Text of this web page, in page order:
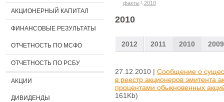
АКЦИОНЕРНЫЙ КАПИТАЛ
ФИНАНСОВЫЕ РЕЗУЛЬТАТЫ
ОТЧЕТНОСТЬ ПО МСФО
ОТЧЕТНОСТЬ ПО РСБУ
АКЦИИ
ДИВИДЕНДЫ
факты \ 2010
2010
2012 2011 2010 2009
27.12.2010 | Сообщение о
в реестр акционеров эмитента
процентами обыкновенных
161Kb)